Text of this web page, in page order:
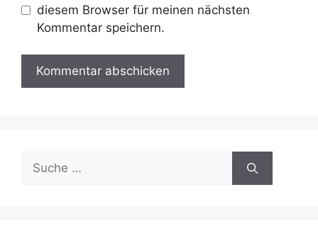
diesem Browser für meinen nächsten
Kommentar speichern.
Suche
nach: